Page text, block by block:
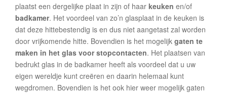
plaatst een dergelijke plaat in zijn of haar keuken en/of
badkamer. Het voordeel van zo’n glasplaat in de keuken is
dat deze hittebestendig is en dus niet aangetast zal worden
door vrijkomende hitte. Bovendien is het mogelijk gaten te
maken in het glas voor stopcontacten. Het plaatsen van
bedrukt glas in de badkamer heeft als voordeel dat u uw
eigen wereldje kunt creëren en daarin helemaal kunt
wegdromen. Bovendien is het ook hier weer mogelijk gaten